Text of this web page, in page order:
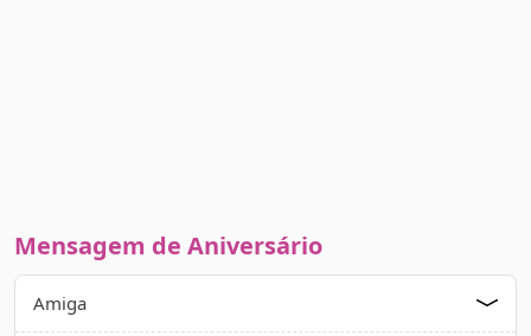
Mensagem de Aniversário
Amiga